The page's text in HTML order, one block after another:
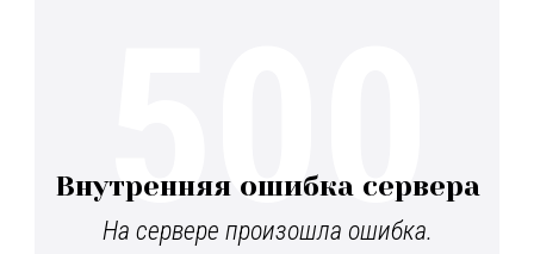
Внутренняя ошибка сервера
На сервере произошла ошибка.
500